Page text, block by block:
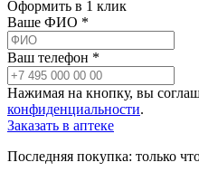
Оформить в 1 клик
Ваше ФИО *
Ваш телефон *
Нажимая на кнопку, вы
конфиденциальности.
Заказать в аптеке
Последняя покупка: только